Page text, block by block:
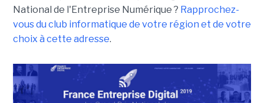
National de l'Entreprise Numérique ? Rapprochez-
vous du club informatique de votre région et de votre
choix à cette adresse.